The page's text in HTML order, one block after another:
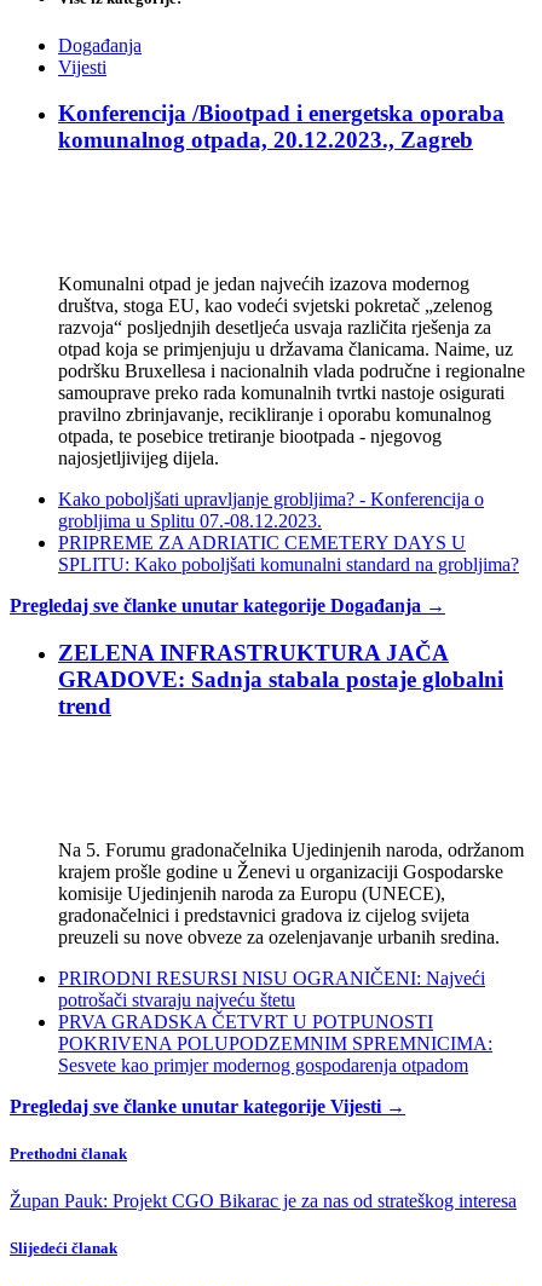
Događanja
Vijesti
Konferencija /Biootpad i energetska oporaba
komunalnog otpada, 20.12.2023., Zagreb
Komunalni otpad je jedan najvećih izazova modernog
društva, stoga EU, kao vodeći svjetski pokretač „zelenog
razvoja“ posljednjih desetljeća usvaja različita rješenja za
otpad koja se primjenjuju u državama članicama. Naime, uz
podršku Bruxellesa i nacionalnih vlada područne i regionalne
samouprave preko rada komunalnih tvrtki nastoje osigurati
pravilno zbrinjavanje, recikliranje i oporabu komunalnog
otpada, te posebice tretiranje biootpada - njegovog
najosjetljivijeg dijela.
Kako poboljšati upravljanje grobljima? - Konferencija o
grobljima u Splitu 07.-08.12.2023.
PRIPREME ZA ADRIATIC CEMETERY DAYS U
SPLITU: Kako poboljšati komunalni standard na grobljima?
Pregledaj sve članke unutar kategorije Događanja →
ZELENA INFRASTRUKTURA JAČA
GRADOVE: Sadnja stabala postaje globalni
trend
Na 5. Forumu gradonačelnika Ujedinjenih naroda, održanom
krajem prošle godine u Ženevi u organizaciji Gospodarske
komisije Ujedinjenih naroda za Europu (UNECE),
gradonačelnici i predstavnici gradova iz cijelog svijeta
preuzeli su nove obveze za ozelenjavanje urbanih sredina.
PRIRODNI RESURSI NISU OGRANIČENI: Najveći
potrošači stvaraju najveću štetu
PRVA GRADSKA ČETVRT U POTPUNOSTI
POKRIVENA POLUPODZEMNIM SPREMNICIMA:
Sesvete kao primjer modernog gospodarenja otpadom
Pregledaj sve članke unutar kategorije Vijesti →
Prethodni članak
Župan Pauk: Projekt CGO Bikarac je za nas od strateškog interesa
Slijedeći članak